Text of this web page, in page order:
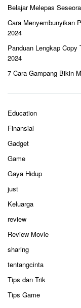
Belajar Melepas
Cara Menyembunyikan
2024
Panduan Lengkap
2024
7 Cara Gampang Bikin
Education
Finansial
Gadget
Game
Gaya Hidup
just
Keluarga
review
Review Movie
sharing
tentangcinta
Tips dan Trik
Tips Game